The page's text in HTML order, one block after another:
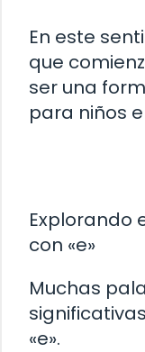
En este
que
ser una
para niños
Explorando
con «e»
Muchas
«e».